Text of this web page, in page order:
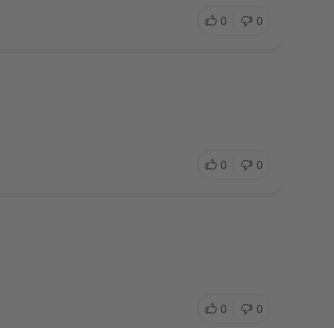
0 0
0 0
0 0